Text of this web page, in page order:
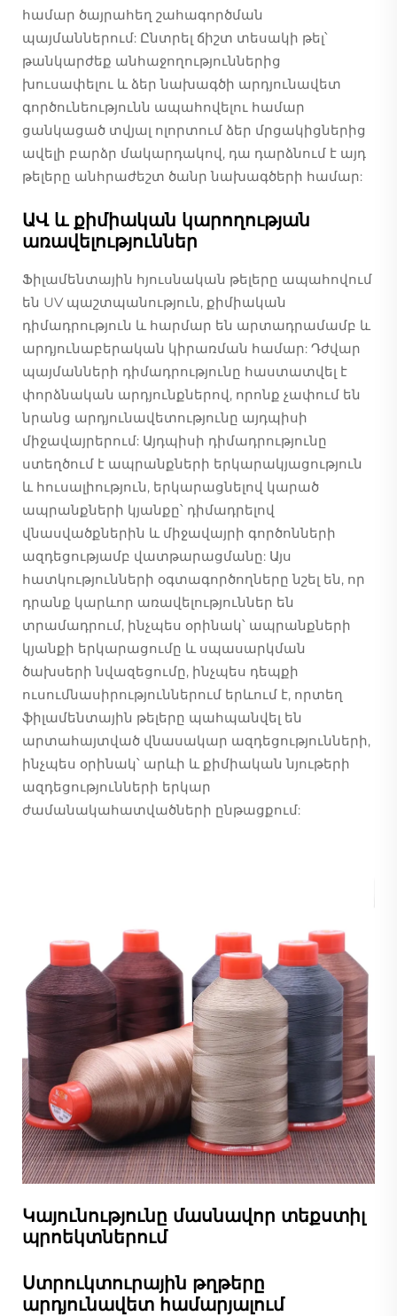
համար ծայրահեղ շահագործման
պայմաններում: Ընտրել ճիշտ տեսակի թել՝
թանկարժեք անհաջողություններից
խուսափելու և ձեր նախագծի արդյունավետ
գործունեությունն ապահովելու համար
ցանկացած տվյալ ոլորտում ձեր մրցակիցներից
ավելի բարձր մակարդակով, դա դարձնում է այդ
թելերը անհրաժեշտ ծանր նախագծերի համար:
ԱՎ և քիմիական կարողության
առավելություններ
Ֆիլամենտային հյուսնական թելերը ապահովում
են UV պաշտպանություն, քիմիական
դիմադրություն և հարմար են արտադրամամբ և
արդյունաբերական կիրառման համար: Դժվար
պայմանների դիմադրությունը հաստատվել է
փորձնական արդյունքներով, որոնք չափում են
նրանց արդյունավետությունը այդպիսի
միջավայրերում: Այդպիսի դիմադրությունը
ստեղծում է ապրանքների երկարակյացություն
և հուսալիություն, երկարացնելով կարած
ապրանքների կյանքը՝ դիմադրելով
վնասվածքներին և միջավայրի գործոնների
ազդեցությամբ վատթարացմանը: Այս
հատկությունների օգտագործողները նշել են, որ
դրանք կարևոր առավելություններ են
տրամադրում, ինչպես օրինակ՝ ապրանքների
կյանքի երկարացումը և սպասարկման
ծախսերի նվազեցումը, ինչպես դեպքի
ուսումնասիրություններում երևում է, որտեղ
ֆիլամենտային թելերը պահպանվել են
արտահայտված վնասակար ազդեցությունների,
ինչպես օրինակ՝ արևի և քիմիական նյութերի
ազդեցությունների երկար
ժամանակահատվածների ընթացքում:
Կայունությունը մասնավոր տեքստիլ
պրոեկտներում
Ստրուկտուրային թղթերը
արդյունավետ համարյալում